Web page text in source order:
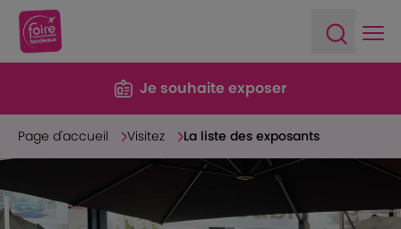
Je souhaite exposer
Page d'accueil Visitez La liste des exposants